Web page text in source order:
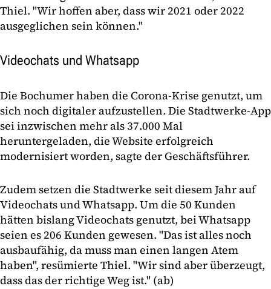
Thiel. "Wir hoffen aber, dass wir 2021 oder 2022
ausgeglichen sein können."
Videochats und Whatsapp
Die Bochumer haben die Corona-Krise genutzt, um
sich noch digitaler aufzustellen. Die Stadtwerke-App
sei inzwischen mehr als 37.000 Mal
heruntergeladen, die Website erfolgreich
modernisiert worden, sagte der Geschäftsführer.
Zudem setzen die Stadtwerke seit diesem Jahr auf
Videochats und Whatsapp. Um die 50 Kunden
hätten bislang Videochats genutzt, bei Whatsapp
seien es 206 Kunden gewesen. "Das ist alles noch
ausbaufähig, da muss man einen langen Atem
haben", resümierte Thiel. "Wir sind aber überzeugt,
dass das der richtige Weg ist." (ab)